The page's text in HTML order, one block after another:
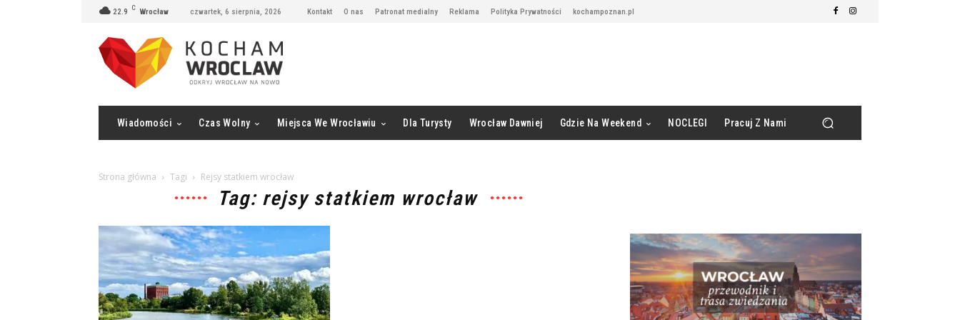
22.9 C Wrocław czwartek, 6 sierpnia, 2026 Kontakt O nas Patronat medialny Reklama Polityka Prywatności kochampoznan.pl
Wiadomości Czas Wolny Miejsca We Wrocławiu Dla Turysty Wrocław Dawniej Gdzie Na Weekend NOCLEGI Pracuj Z Nami
Strona główna Tagi Rejsy statkiem wrocław
Tag: rejsy statkiem wrocław